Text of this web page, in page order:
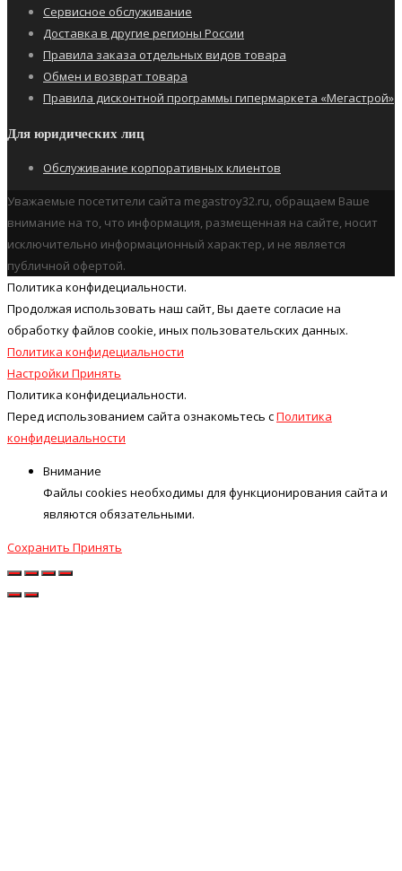
Сервисное обслуживание
Доставка в другие регионы России
Правила заказа отдельных видов товара
Обмен и возврат товара
Правила дисконтной программы гипермаркета «Мегастрой»
Для юридических лиц
Обслуживание корпоративных клиентов
Уважаемые посетители сайта megastroy32.ru, обращаем Ваше
внимание на то, что информация, размещенная на сайте, носит
исключительно информационный характер, и не является
публичной офертой.
Политика конфидециальности.
Продолжая использовать наш cайт, Вы даете согласие на
обработку файлов cookie, иных пользовательских данных.
Политика конфидециальности
Настройки Принять
Политика конфидециальности.
Перед использованием сайта ознакомьтесь сПолитика
конфидециальности
Внимание
Файлы cookies необходимы для функционирования сайта и
являются обязательными.
Сохранить Принять